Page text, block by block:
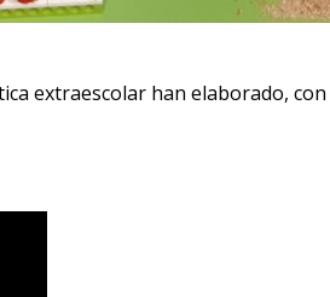
extraescolar han elaborado,